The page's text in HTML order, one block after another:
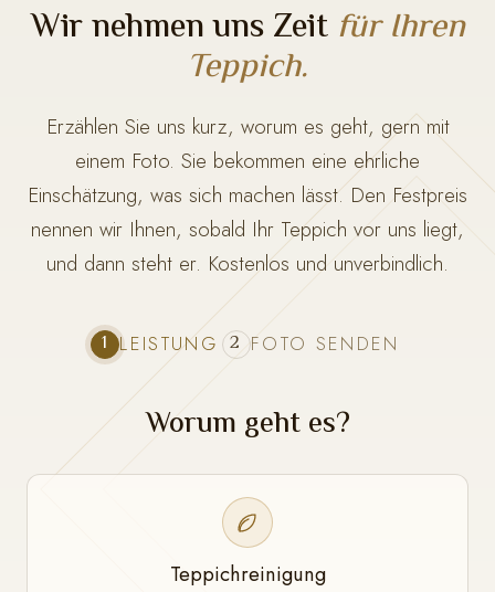
Wir nehmen uns Zeit für Ihren
Teppich.
Erzählen Sie uns kurz, worum es geht, gern mit
einem Foto. Sie bekommen eine ehrliche
Einschätzung, was sich machen lässt. Den Festpreis
nennen wir Ihnen, sobald Ihr Teppich vor uns liegt,
und dann steht er. Kostenlos und unverbindlich.
1 LEISTUNG 2 FOTO SENDEN
Worum geht es?
Teppichreinigung